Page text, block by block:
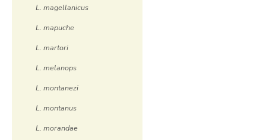
L. magellanicus
L. mapuche
L. martori
L. melanops
L. montanezi
L. montanus
L. morandae